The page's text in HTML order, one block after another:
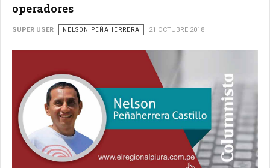
operadores
SUPER USER NELSON PEÑAHERRERA 21 OCTUBRE 2018